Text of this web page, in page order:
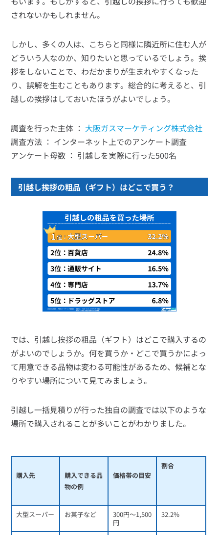
されないかもしれません。
しかし、多くの人は、こちらと同様に隣近所に住む人が
どういう人なのか、知りたいと思っているでしょう。挨
拶をしないことで、わだかまりが生まれやすくなった
り、誤解を生むこともあります。総合的に考えると、引
越しの挨拶はしておいたほうがよいでしょう。
調査を行った主体 ： 大阪ガスマーケティング株式会社
調査方法 ： インターネット上でのアンケート調査
アンケート母数 ： 引越しを実際に行った500名
引越し挨拶の粗品（ギフト）はどこで買う？
では、引越し挨拶の粗品（ギフト）はどこで購入するの
がよいのでしょうか。何を買うか・どこで買うかによっ
て用意できる品物は変わる可能性があるため、候補とな
りやすい場所について見てみましょう。
引越し一括見積りが行った独自の調査では以下のような
場所で購入されることが多いことがわかりました。
購入先
購入できる品
物の例
価格帯の目安
割合
大型スーパー お菓子など
300円～1,500
円
32.2%